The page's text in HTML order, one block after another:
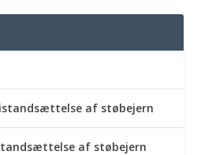
af støbejern
af støbejern